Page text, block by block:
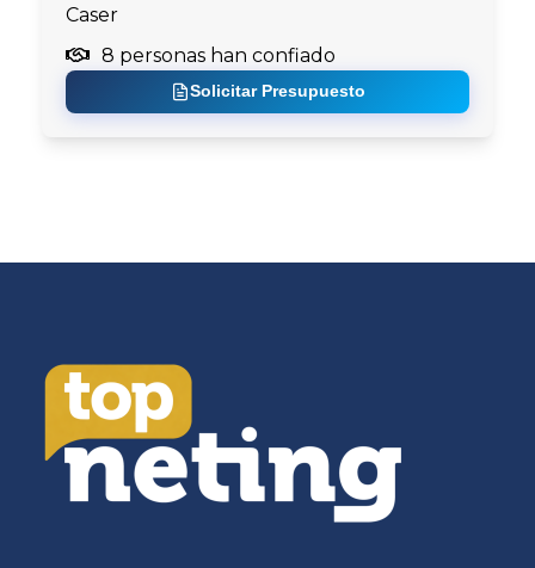
Caser
8 personas han confiado
Solicitar Presupuesto